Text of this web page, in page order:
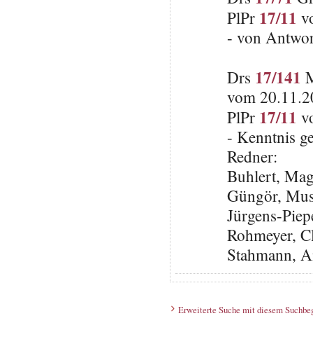
PlPr 17/11
- von
Drs 17/141
vom
PlPr 17/11
- Kenntnis
Redner:
Buhlert,
Güngör,
Jürgens-
Rohmeyer,
Stahmann,
Erweiterte Suche mit diesem